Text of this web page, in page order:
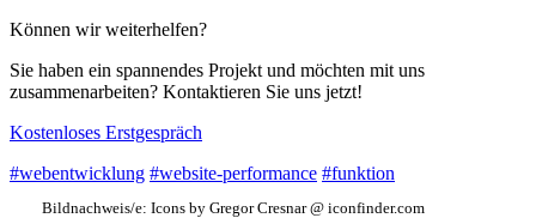
Können wir weiterhelfen?
Sie haben ein spannendes Projekt und möchten mit uns
zusammenarbeiten? Kontaktieren Sie uns jetzt!
Kostenloses Erstgespräch
#webentwicklung #website-performance #funktion
Bildnachweis/e: Icons by Gregor Cresnar @ iconfinder.com